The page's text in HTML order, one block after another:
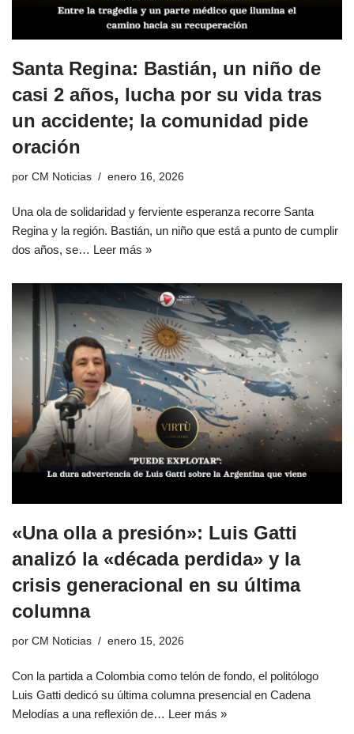
Santa Regina: Bastián, un niño de
casi 2 años, lucha por su vida tras
un accidente; la comunidad pide
oración
por CM Noticias enero 16, 2026
Una ola de solidaridad y ferviente esperanza recorre Santa
Regina y la región. Bastián, un niño que está a punto de cumplir
dos años, se… Leer más »
«Una olla a presión»: Luis Gatti
analizó la «década perdida» y la
crisis generacional en su última
columna
por CM Noticias enero 15, 2026
Con la partida a Colombia como telón de fondo, el politólogo
Luis Gatti dedicó su última columna presencial en Cadena
Melodías a una reflexión de… Leer más »